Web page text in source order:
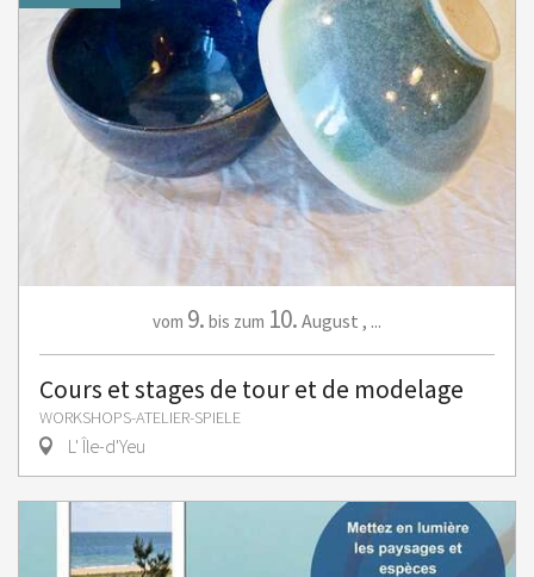
vom 9. bis zum 10. August , ...
Cours et stages de tour et de modelage
WORKSHOPS-ATELIER-SPIELE
L' Île-d'Yeu